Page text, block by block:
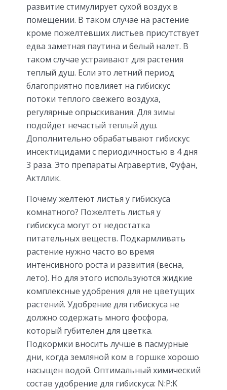
развитие стимулирует сухой воздух в
помещении. В таком случае на растение
кроме пожелтевших листьев присутствует
едва заметная паутина и белый налет. В
таком случае устраивают для растения
теплый душ. Если это летний период
благоприятно повлияет на гибискус
потоки теплого свежего воздуха,
регулярные опрыскивания. Для зимы
подойдет нечастый теплый душ.
Дополнительно обрабатывают гибискус
инсектицидами с периодичностью в 4 дня
3 раза. Это препараты Агравертив, Фуфан,
Актллик.
Почему желтеют листья у гибискуса
комнатного? Пожелтеть листья у
гибискуса могут от недостатка
питательных веществ. Подкармливать
растение нужно часто во время
интенсивного роста и развития (весна,
лето). Но для этого используются жидкие
комплексные удобрения для не цветущих
растений. Удобрение для гибискуса не
должно содержать много фосфора,
который губителен для цветка.
Подкормки вносить лучше в пасмурные
дни, когда земляной ком в горшке хорошо
насыщен водой. Оптимальный химический
состав удобрение для гибискуса: N:P:K